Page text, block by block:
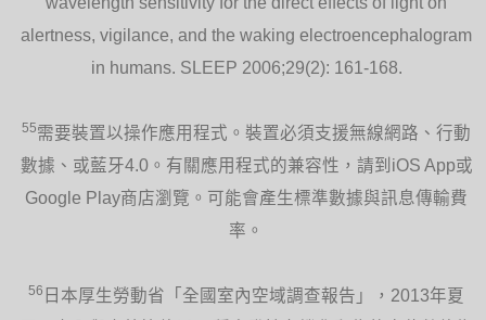
alertness, vigilance, and the waking electroencephalogram
in humans. SLEEP 2006;29(2): 161-168.
55需要裝置以操作應用程式。裝置必須支援無線網路、行動
數據、或藍牙4.0。有關應用程式的兼容性，請到iOS App或
Google Play商店瀏覽。可能會產生標準數據與訊息傳輸費
率。
56 日本厚生勞動省「全國室內空域調查報告」，2013年夏